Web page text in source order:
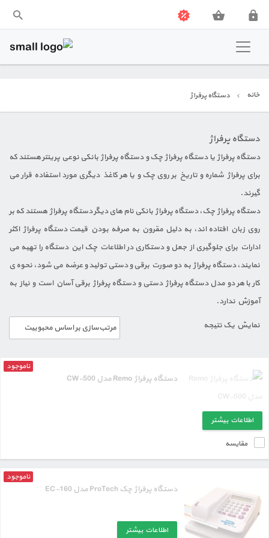
فروشگاه پارس نو
تجهیزات اداری و فروشگاهی
تجهیزات صنعتی
خانه دستگاه پرفراژ
دستگاه پرفراژ
دستگاه پرفراژ یا دستگاه پرفراژ چک و دستگاه پرفراژ بانکی نوعی پرینتر هستند که
برای پرفراژ شماره و تاریخ بر روی چک و یا هر کاغذ دیگری مورد استفاده قرار می
گیرند.
دستگاه پرفراژ چک، دستگاه پرفراژ بانکی نام های دیگر دستگاه پرفراژ هستند که بر
روی زبان افتاده اند، به دلیل مقرون به صرفه بودن قیمت دستگاه پرفراژ اکثر
ادارات برای جلوگیری از جعل و دستکاری در اطلاعات چک این دستگاه را تهیه می
نمایند، دستگاه پرفراژ به دو صورت برقی و دستی تولید و عرضه می شود، نحوه ی
کار با هر دو مدل دستگاه پرفراژ دستی و دستگاه پرفراژ برقی آسان است و نیاز به
آموزش ندارد.
نمایش یک نتیجه
دستگاه پرفراژ Remo مدل CW-500
ناموجود
اطلاعات بیشتر
مقایسه
دستگاه پرفراژ چک ProTech مدل EC-160
ناموجود
اطلاعات بیشتر